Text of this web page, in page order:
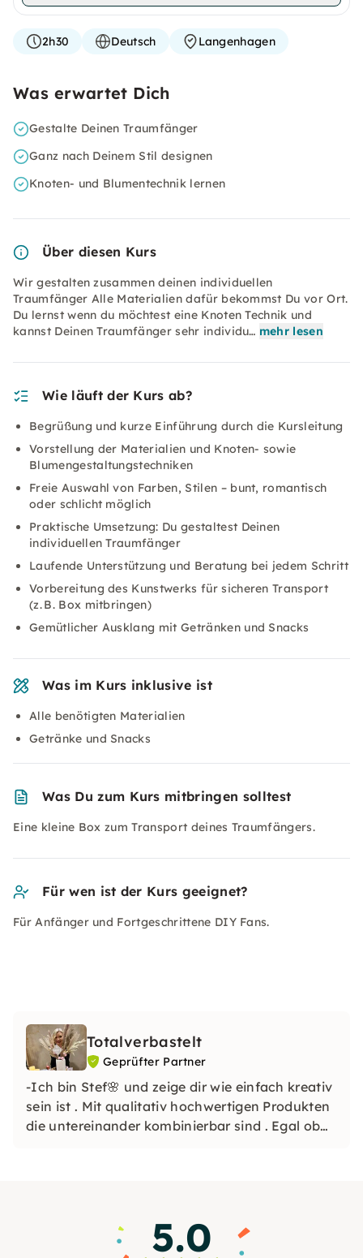
2h30 Deutsch Langenhagen
Was erwartet Dich
Gestalte Deinen Traumfänger
Ganz nach Deinem Stil designen
Knoten- und Blumentechnik lernen
Über diesen Kurs
Wir gestalten zusammen deinen individuellen
Traumfänger Alle Materialien dafür bekommst Du vor Ort.
Du lernst wenn du möchtest eine Knoten Technik und
kannst Deinen Traumfänger sehr individu… mehr lesen
Wie läuft der Kurs ab?
Begrüßung und kurze Einführung durch die Kursleitung
Vorstellung der Materialien und Knoten- sowie
Blumengestaltungstechniken
Freie Auswahl von Farben, Stilen – bunt, romantisch
oder schlicht möglich
Praktische Umsetzung: Du gestaltest Deinen
individuellen Traumfänger
Laufende Unterstützung und Beratung bei jedem Schritt
Vorbereitung des Kunstwerks für sicheren Transport
(z. B. Box mitbringen)
Gemütlicher Ausklang mit Getränken und Snacks
Was im Kurs inklusive ist
Alle benötigten Materialien
Getränke und Snacks
Was Du zum Kurs mitbringen solltest
Eine kleine Box zum Transport deines Traumfängers.
Für wen ist der Kurs geeignet?
Für Anfänger und Fortgeschrittene DIY Fans.
Totalverbastelt
Geprüfter Partner
-Ich bin Stef🌸 und zeige dir wie einfach kreativ
sein ist . Mit qualitativ hochwertigen Produkten
die untereinander kombinierbar sind . Egal ob
5.0